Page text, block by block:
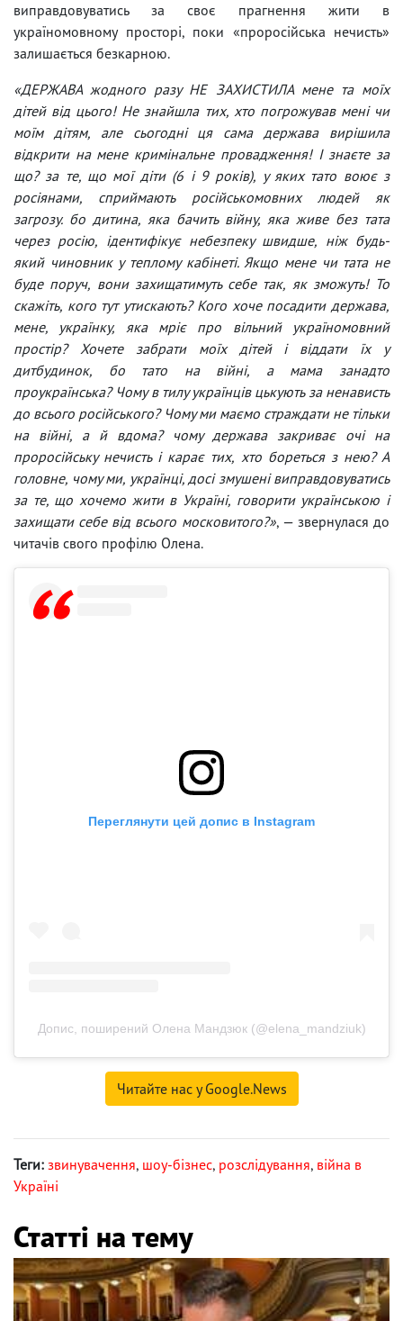
виправдовуватись за своє прагнення жити в
україномовному просторі, поки «проросійська нечисть»
залишається безкарною.
«ДЕРЖАВА жодного разу НЕ ЗАХИСТИЛА мене та моїх
дітей від цього! Не знайшла тих, хто погрожував мені чи
моїм дітям, але сьогодні ця сама держава вирішила
відкрити на мене кримінальне провадження! І знаєте за
що? за те, що мої діти (6 і 9 років), у яких тато воює з
росіянами, сприймають російськомовних людей як
загрозу. бо дитина, яка бачить війну, яка живе без тата
через росію, ідентифікує небезпеку швидше, ніж будь-
який чиновник у теплому кабінеті. Якщо мене чи тата не
буде поруч, вони захищатимуть себе так, як зможуть! То
скажіть, кого тут утискають? Кого хоче посадити держава,
мене, українку, яка мріє про вільний україномовний
простір? Хочете забрати моїх дітей і віддати їх у
дитбудинок, бо тато на війні, а мама занадто
проукраїнська? Чому в тилу українців цькують за ненависть
до всього російського? Чому ми маємо страждати не тільки
на війні, а й вдома? чому держава закриває очі на
проросійську нечисть і карає тих, хто бореться з нею? А
головне, чому ми, українці, досі змушені виправдовуватись
за те, що хочемо жити в Україні, говорити українською і
захищати себе від всього московитого?», — звернулася до
читачів свого профілю Олена.
Переглянути цей допис в Instagram
Допис, поширений Олена Мандзюк (@elena_mandziuk)
Читайте нас у Google.News
Теги: звинувачення, шоу-бізнес, розслідування, війна в
Україні
Статті на тему